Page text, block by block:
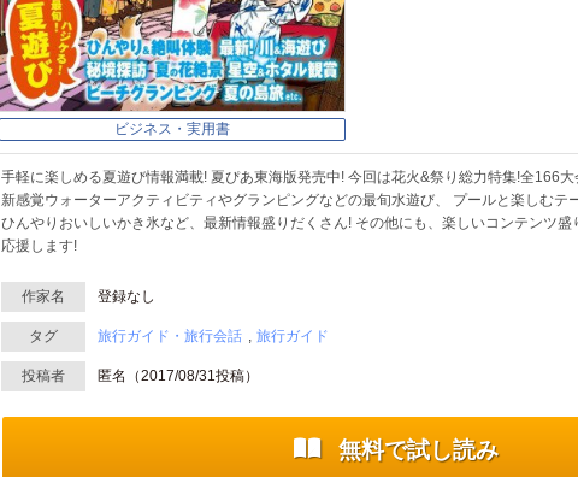
ビジネス・実用書
手軽に楽しめる夏遊び情報満載! 夏ぴあ東海版発売中! 今回は花火&祭り総力特集!全166
新感覚ウォーターアクティビティやグランピングなどの最旬水遊び、 プールと楽しむテ
ひんやりおいしいかき氷など、最新情報盛りだくさん! その他にも、楽しいコンテンツ
応援します!
作家名 登録なし
タグ 旅行ガイド・旅行会話 旅行ガイド
投稿者 匿名（2017/08/31投稿）
無料で試し読み